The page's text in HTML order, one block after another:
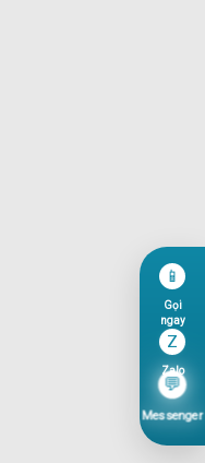
📱
Gọi
ngay
Z
Zalo
💬
Messenger